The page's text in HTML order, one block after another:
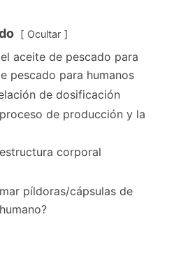
Ocultar
aceite de pescado para
pescado para humanos
de dosificación
de producción y la
corporal
píldoras/cápsulas de